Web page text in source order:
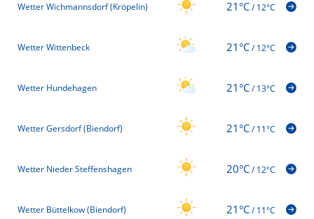
Wetter Wichmannsdorf (Kröpelin) 21°C/12°C
Wetter Wittenbeck 21°C/12°C
Wetter Hundehagen 21°C/13°C
Wetter Gersdorf (Biendorf) 21°C/11°C
Wetter Nieder Steffenshagen 20°C/12°C
Wetter Büttelkow (Biendorf) 21°C/11°C